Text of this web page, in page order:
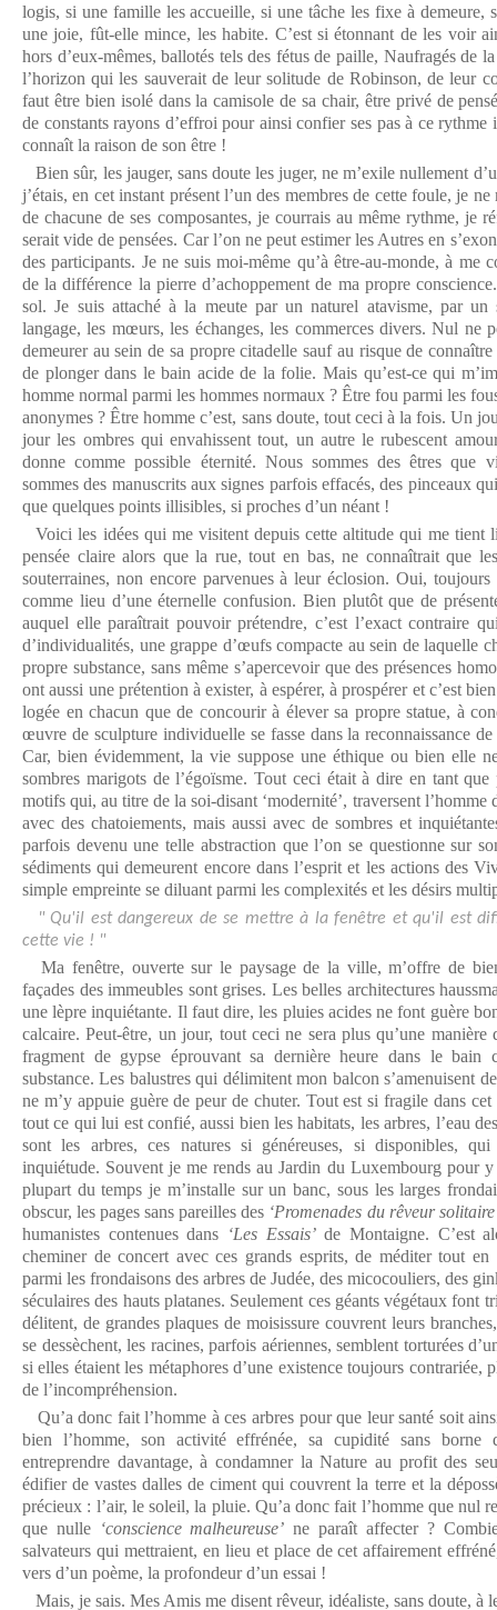
logis, si une famille les accueille, si une tâche les fixe à demeure,
une joie, fût-elle mince, les habite. C’est si étonnant de les voir
hors d’eux-mêmes, ballotés tels des fétus de paille, Naufragés de
l’horizon qui les sauverait de leur solitude de Robinson, de leur
faut être bien isolé dans la camisole de sa chair, être privé de
de constants rayons d’effroi pour ainsi confier ses pas à ce rythme
connaît la raison de son être !
Bien sûr, les jauger, sans doute les juger, ne m’exile nullement
j’étais, en cet instant présent l’un des membres de cette foule, je
de chacune de ses composantes, je courrais au même rythme, je
serait vide de pensées. Car l’on ne peut estimer les Autres en
des participants. Je ne suis moi-même qu’à être-au-monde, à me
de la différence la pierre d’achoppement de ma propre
sol. Je suis attaché à la meute par un naturel atavisme, par un
langage, les mœurs, les échanges, les commerces divers. Nul ne
demeurer au sein de sa propre citadelle sauf au risque de connaître
de plonger dans le bain acide de la folie. Mais qu’est-ce qui
homme normal parmi les hommes normaux ? Être fou parmi les
anonymes ? Être homme c’est, sans doute, tout ceci à la fois. Un
jour les ombres qui envahissent tout, un autre le rubescent
donne comme possible éternité. Nous sommes des êtres que
sommes des manuscrits aux signes parfois effacés, des pinceaux
que quelques points illisibles, si proches d’un néant !
Voici les idées qui me visitent depuis cette altitude qui me tient
pensée claire alors que la rue, tout en bas, ne connaîtrait que
souterraines, non encore parvenues à leur éclosion. Oui,
comme lieu d’une éternelle confusion. Bien plutôt que de
auquel elle paraîtrait pouvoir prétendre, c’est l’exact contraire
d’individualités, une grappe d’œufs compacte au sein de laquelle
propre substance, sans même s’apercevoir que des présences
ont aussi une prétention à exister, à espérer, à prospérer et c’est
logée en chacun que de concourir à élever sa propre statue, à
œuvre de sculpture individuelle se fasse dans la reconnaissance
Car, bien évidemment, la vie suppose une éthique ou bien elle
sombres marigots de l’égoïsme. Tout ceci était à dire en tant que
motifs qui, au titre de la soi-disant ‘modernité’, traversent l’homme
avec des chatoiements, mais aussi avec de sombres et
parfois devenu une telle abstraction que l’on se questionne sur
sédiments qui demeurent encore dans l’esprit et les actions des
simple empreinte se diluant parmi les complexités et les désirs
" Qu'il est dangereux de se mettre à la fenêtre et qu'il est
cette vie ! "
Ma fenêtre, ouverte sur le paysage de la ville, m’offre de
façades des immeubles sont grises. Les belles architectures
une lèpre inquiétante. Il faut dire, les pluies acides ne font guère
calcaire. Peut-être, un jour, tout ceci ne sera plus qu’une manière
fragment de gypse éprouvant sa dernière heure dans le bain
substance. Les balustres qui délimitent mon balcon s’amenuisent
ne m’y appuie guère de peur de chuter. Tout est si fragile dans
tout ce qui lui est confié, aussi bien les habitats, les arbres, l’eau
sont les arbres, ces natures si généreuses, si disponibles,
inquiétude. Souvent je me rends au Jardin du Luxembourg pour
plupart du temps je m’installe sur un banc, sous les larges
obscur, les pages sans pareilles des ‘Promenades du rêveur
humanistes contenues dans ‘Les Essais’de Montaigne. C’est
cheminer de concert avec ces grands esprits, de méditer tout
parmi les frondaisons des arbres de Judée, des micocouliers, des
séculaires des hauts platanes. Seulement ces géants végétaux font
délitent, de grandes plaques de moisissure couvrent leurs
se dessèchent, les racines, parfois aériennes, semblent torturées
si elles étaient les métaphores d’une existence toujours contrariée,
de l’incompréhension.
Qu’a donc fait l’homme à ces arbres pour que leur santé soit
bien l’homme, son activité effrénée, sa cupidité sans
entreprendre davantage, à condamner la Nature au profit des
édifier de vastes dalles de ciment qui couvrent la terre et la
précieux : l’air, le soleil, la pluie. Qu’a donc fait l’homme que nul
que nulle ‘conscience malheureuse’ ne paraît affecter ?
salvateurs qui mettraient, en lieu et place de cet affairement
vers d’un poème, la profondeur d’un essai !
Mais, je sais. Mes Amis me disent rêveur, idéaliste, sans doute, à